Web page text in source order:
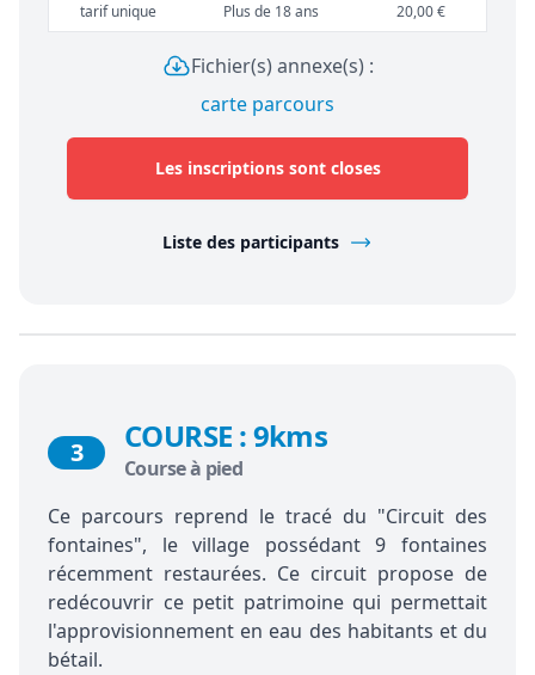
tarif unique Plus de 18 ans 20,00 €
Fichier(s) annexe(s) :
carte parcours
Les inscriptions sont closes
Liste des participants
3 COURSE : 9kms
Course à pied
Ce parcours reprend le tracé du "Circuit des
fontaines", le village possédant 9 fontaines
récemment restaurées. Ce circuit propose de
redécouvrir ce petit patrimoine qui permettait
l'approvisionnement en eau des habitants et du
bétail.